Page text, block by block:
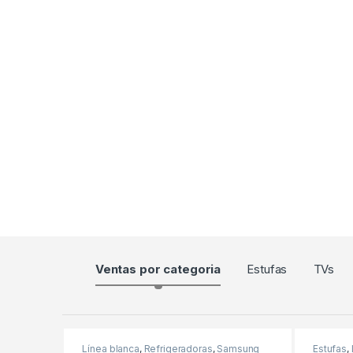
Grid
Ventas por categoria Estufas TVs
Línea blanca, Refrigeradoras, Samsung Estufas,